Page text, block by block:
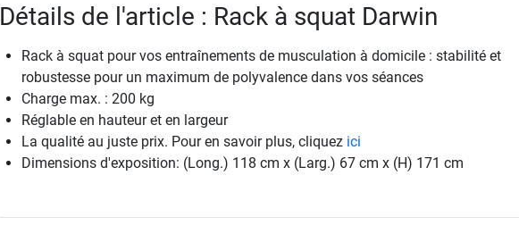
Détails de l'article : Rack à squat Darwin
Rack à squat pour vos entraînements de musculation à domicile : stabilité et
robustesse pour un maximum de polyvalence dans vos séances
Charge max. : 200 kg
Réglable en hauteur et en largeur
La qualité au juste prix. Pour en savoir plus, cliquez ici
Dimensions d'exposition: (Long.) 118 cm x (Larg.) 67 cm x (H) 171 cm